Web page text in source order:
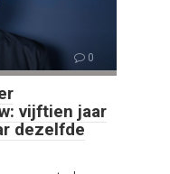
0
vijftien jaar
dezelfde